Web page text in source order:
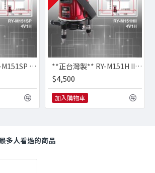
**正台灣製** RY-M151SP 三倍亮紅光5線(4V1H) 擺錘式雷射水平儀 **正台灣製** RY-M151H II 四倍亮紅光5線(4V1H) 擺錘式雷射水平儀
$4,500
加入購物車
多人看過的商品